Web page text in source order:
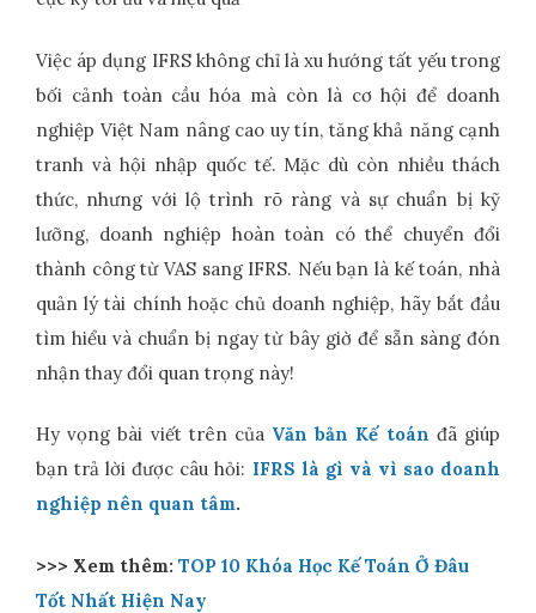
Việc áp dụng IFRS không chỉ là xu hướng tất yếu trong
bối cảnh toàn cầu hóa mà còn là cơ hội để doanh
nghiệp Việt Nam nâng cao uy tín, tăng khả năng cạnh
tranh và hội nhập quốc tế. Mặc dù còn nhiều thách
thức, nhưng với lộ trình rõ ràng và sự chuẩn bị kỹ
lưỡng, doanh nghiệp hoàn toàn có thể chuyển đổi
thành công từ VAS sang IFRS. Nếu bạn là kế toán, nhà
quản lý tài chính hoặc chủ doanh nghiệp, hãy bắt đầu
tìm hiểu và chuẩn bị ngay từ bây giờ để sẵn sàng đón
nhận thay đổi quan trọng này!
Hy vọng bài viết trên của Văn bản Kế toán đã giúp
bạn trả lời được câu hỏi: IFRS là gì và vì sao doanh
nghiệp nên quan tâm.
>>> Xem thêm: TOP 10 Khóa Học Kế Toán Ở Đâu
Tốt Nhất Hiện Nay